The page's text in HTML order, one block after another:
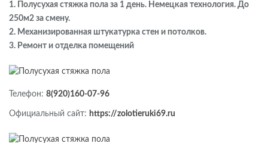
1. Полусухая стяжка пола за 1 день. Немецкая технология. До
250м2 за смену.
2. Механизированная штукатурка стен и потолков.
3. Ремонт и отделка помещений
Телефон: 8(920)160-07-96
Официальный сайт: https://zolotieruki69.ru